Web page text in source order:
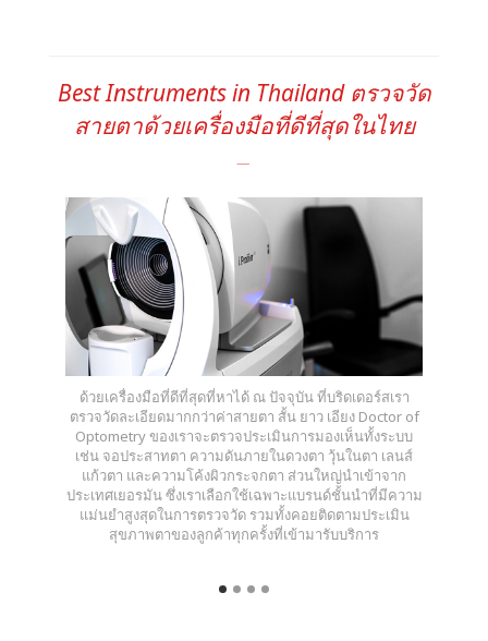
Best Instruments in Thailand ตรวจวัด
สายตาด้วยเครื่องมือที่ดีที่สุดในไทย
ด้วยเครื่องมือที่ดีที่สุดที่หาได้ ณ ปัจจุบัน ที่บริดเดอร์สเรา
ตรวจวัดละเอียดมากกว่าค่าสายตา สั้น ยาว เอียง Doctor of
Optometry ของเราจะตรวจประเมินการมองเห็นทั้งระบบ
เช่น จอประสาทตา ความดันภายในดวงตา วุ้นในตา เลนส์
แก้วตา และความโค้งผิวกระจกตา ส่วนใหญ่นำเข้าจาก
ประเทศเยอรมัน ซึ่งเราเลือกใช้เฉพาะแบรนด์ชั้นนำที่มีความ
แม่นยำสูงสุดในการตรวจวัด รวมทั้งคอยติดตามประเมิน
สุขภาพตาของลูกค้าทุกครั้งที่เข้ามารับบริการ